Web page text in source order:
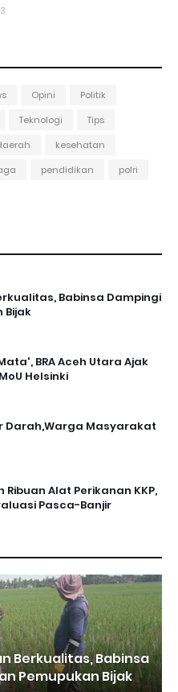
Opini
Politik
Teknologi
Tips
kesehatan
pendidikan
polri
Babinsa Dampingi
Bijak
BRA Aceh Utara Ajak
Helsinki
Darah,Warga Masyarakat
Alat Perikanan KKP,
Pasca-Banjir
Berkualitas, Babinsa
Pemupukan Bijak